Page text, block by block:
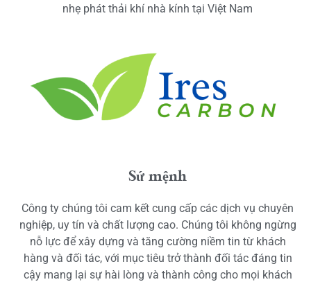
nhẹ phát thải khí nhà kính tại Việt Nam
Sứ mệnh
Công ty chúng tôi cam kết cung cấp các dịch vụ chuyên
nghiệp, uy tín và chất lượng cao. Chúng tôi không ngừng
nỗ lực để xây dựng và tăng cường niềm tin từ khách
hàng và đối tác, với mục tiêu trở thành đối tác đáng tin
cậy mang lại sự hài lòng và thành công cho mọi khách